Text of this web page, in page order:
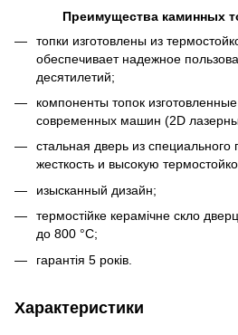
Преимущества каминных
топки изготовлены из
обеспечивает надежное
десятилетий;
компоненты топок
современных машин (2D
стальная дверь из
жесткость и высокую
изысканный дизайн;
термостійке керамічне скло
до 800 °C;
гарантія 5 років.
Характеристики